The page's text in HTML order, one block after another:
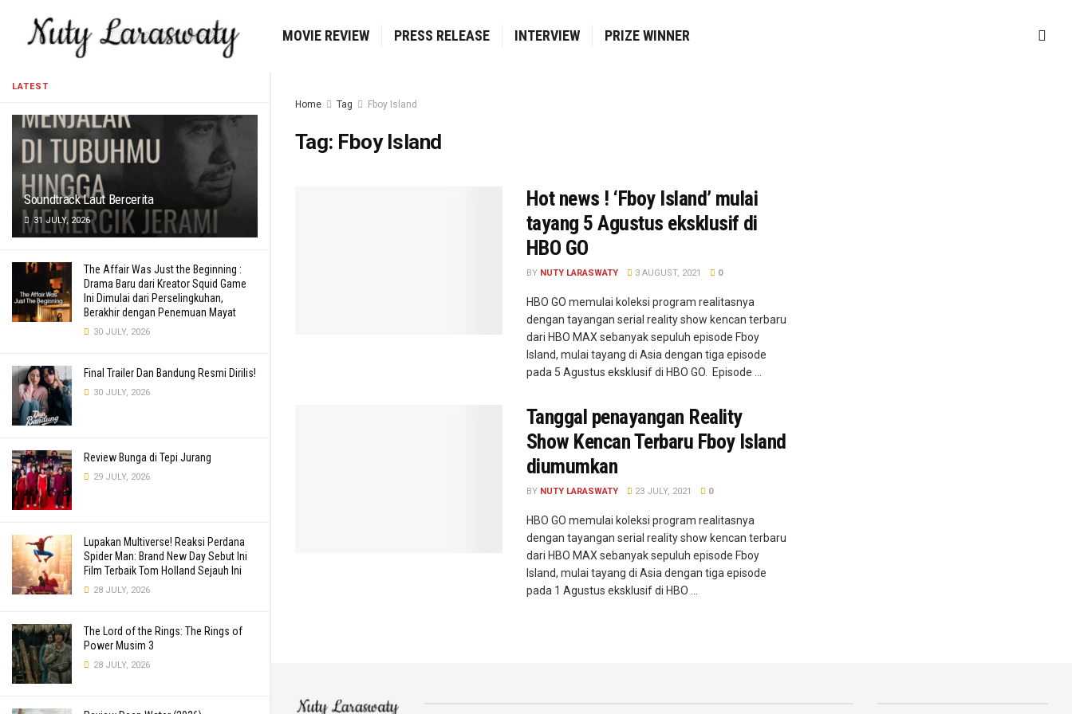
LATEST
Soundtrack Laut Bercerita
31 JULY, 2026
The Affair Was Just the Beginning :
Drama Baru dari Kreator Squid Game
Ini Dimulai dari Perselingkuhan,
Berakhir dengan Penemuan Mayat
30 JULY, 2026
Final Trailer Dan Bandung Resmi Dirilis!
30 JULY, 2026
Review Bunga di Tepi Jurang
29 JULY, 2026
Lupakan Multiverse! Reaksi Perdana
Spider Man: Brand New Day Sebut Ini
Film Terbaik Tom Holland Sejauh Ini
28 JULY, 2026
The Lord of the Rings: The Rings of
Power Musim 3
28 JULY, 2026
MOVIE REVIEW PRESS RELEASE INTERVIEW PRIZE WINNER
Home Tag Fboy Island
Tag: Fboy Island
Hot news ! ‘Fboy Island’ mulai
tayang 5 Agustus eksklusif di
HBO GO
BY NUTY LARASWATY 3 AUGUST, 2021 0
HBO GO memulai koleksi program realitasnya
dengan tayangan serial reality show kencan terbaru
dari HBO MAX sebanyak sepuluh episode Fboy
Island, mulai tayang di Asia dengan tiga episode
pada 5 Agustus eksklusif di HBO GO. Episode ...
Tanggal penayangan Reality
Show Kencan Terbaru Fboy Island
diumumkan
BY NUTY LARASWATY 23 JULY, 2021 0
HBO GO memulai koleksi program realitasnya
dengan tayangan serial reality show kencan terbaru
dari HBO MAX sebanyak sepuluh episode Fboy
Island, mulai tayang di Asia dengan tiga episode
pada 1 Agustus eksklusif di HBO ...